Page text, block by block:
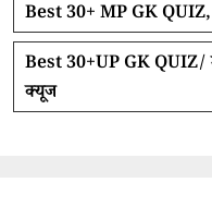
Best 30+ MP GK QUIZ,
Best 30+UP GK QUIZ/
क्यूज